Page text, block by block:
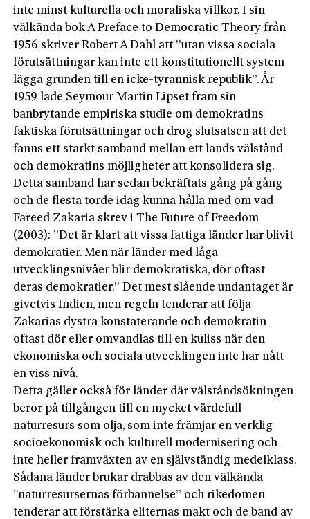
inte minst kulturella och moraliska villkor. I sin
välkända bok A Preface to Democratic Theory från
1956 skriver Robert A Dahl att ”utan vissa sociala
förutsättningar kan inte ett konstitutionellt system
lägga grunden till en icke-tyrannisk republik”. År
1959 lade Seymour Martin Lipset fram sin
banbrytande empiriska studie om demokratins
faktiska förutsättningar och drog slutsatsen att det
fanns ett starkt samband mellan ett lands välstånd
och demokratins möjligheter att konsolidera sig.
Detta samband har sedan bekräftats gång på gång
och de flesta torde idag kunna hålla med om vad
Fareed Zakaria skrev i The Future of Freedom
(2003): ”Det är klart att vissa fattiga länder har blivit
demokratier. Men när länder med låga
utvecklingsnivåer blir demokratiska, dör oftast
deras demokratier.” Det mest slående undantaget är
givetvis Indien, men regeln tenderar att följa
Zakarias dystra konstaterande och demokratin
oftast dör eller omvandlas till en kuliss när den
ekonomiska och sociala utvecklingen inte har nått
en viss nivå.
Detta gäller också för länder där välståndsökningen
beror på tillgången till en mycket värdefull
naturresurs som olja, som inte främjar en verklig
socioekonomisk och kulturell modernisering och
inte heller framväxten av en självständig medelklass.
Sådana länder brukar drabbas av den välkända
”naturresursernas förbannelse” och rikedomen
tenderar att förstärka eliternas makt och de band av